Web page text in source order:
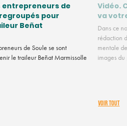
entrepreneurs de
pour
Beñat
de Soule se sont
le traileur Beñat Marmissolle
Vidéo.
va
Dans ce
rédaction
mentale
images
VOIR TOUT